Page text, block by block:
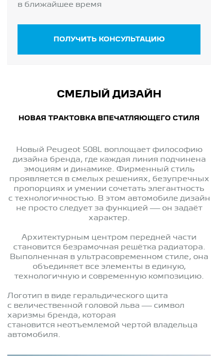
в ближайшее время
ПОЛУЧИТЬ КОНСУЛЬТАЦИЮ
СМЕЛЫЙ ДИЗАЙН
НОВАЯ ТРАКТОВКА ВПЕЧАТЛЯЮЩЕГО СТИЛЯ
Новый Peugeot 508L воплощает философию
дизайна бренда, где каждая линия подчинена
эмоциям и динамике. Фирменный стиль
проявляется в смелых решениях, безупречных
пропорциях и умении сочетать элегантность
с технологичностью. В этом автомобиле дизайн
не просто следует за функцией — он задаёт
характер.
Архитектурным центром передней части
становится безрамочная решётка радиатора.
Выполненная в ультрасовременном стиле, она
объединяет все элементы в единую,
технологичную и современную композицию.
Логотип в виде геральдического щита
с величественной головой льва — символ
харизмы бренда, которая
становится неотъемлемой чертой владельца
автомобиля.